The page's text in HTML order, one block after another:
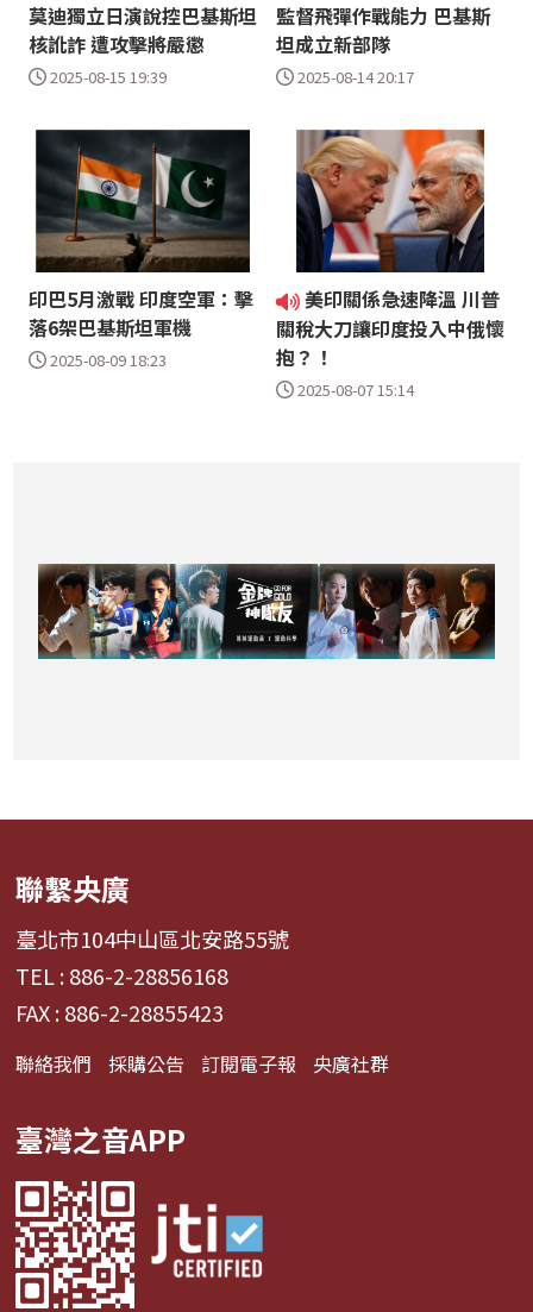
莫迪獨立日演說控巴基斯坦
核訛詐 遭攻擊將嚴懲
2025-08-15 19:39
監督飛彈作戰能力 巴基斯
坦成立新部隊
2025-08-14 20:17
印巴5月激戰 印度空軍：擊
落6架巴基斯坦軍機
2025-08-09 18:23
美印關係急速降溫 川普
關稅大刀讓印度投入中俄懷
抱？！
2025-08-07 15:14
聯繫央廣
臺北市104中山區北安路55號
TEL : 886-2-28856168
FAX : 886-2-28855423
聯絡我們 採購公告 訂閱電子報 央廣社群
臺灣之音APP